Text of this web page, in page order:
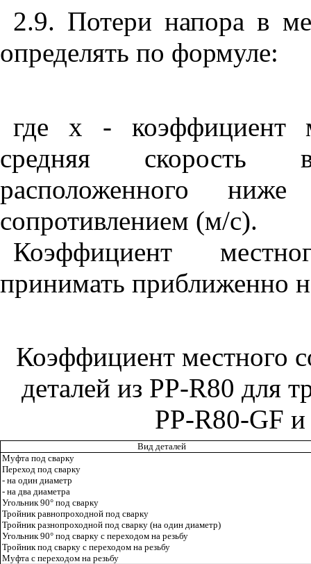
2.9. Потери напора в
определять по формуле:
где x - коэффициент
средняя скорость
расположенного
сопротивлением (м/с).
Коэффициент
принимать приближенно
Коэффициент местного
деталей из PP-R80 для
PP-R80-GF и
Вид деталей
Муфта под сварку
Переход под сварку
- на один диаметр
- на два диаметра
Угольник 90°под сварку
Тройник равнопроходной под сварку
Тройник разнопроходной под сварку (на один диаметр)
Угольник 90°под сварку с переходом на резьбу
Тройник под сварку с переходом на резьбу
Муфта с переходом на резьбу